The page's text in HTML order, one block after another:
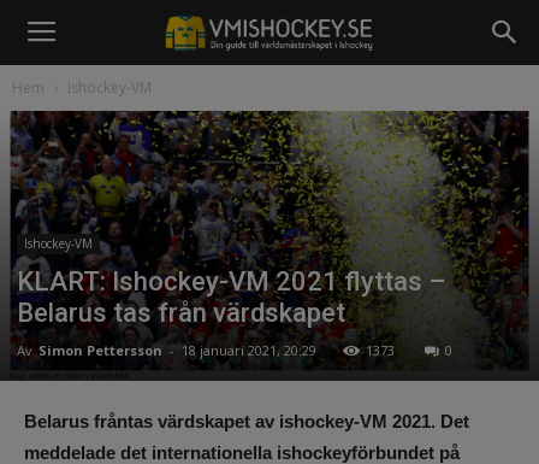
Hem Ishockey-VM
Ishockey-VM
KLART: Ishockey-VM 2021 flyttas –
Belarus tas från värdskapet
Av Simon Pettersson - 18 januari 2021, 20:29 1373 0
Belarus fråntas värdskapet av ishockey-VM 2021. Det
meddelade det internationella ishockeyförbundet på